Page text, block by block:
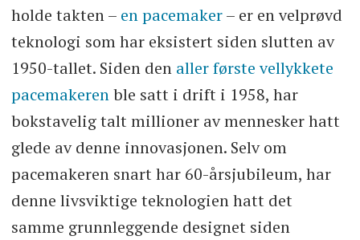
holde takten – en pacemaker– er en velprøvd
teknologi som har eksistert siden slutten av
1950-tallet. Siden den aller første vellykkete
pacemakerenble satt i drift i 1958, har
bokstavelig talt millioner av mennesker hatt
glede av denne innovasjonen. Selv om
pacemakeren snart har 60-årsjubileum, har
denne livsviktige teknologien hatt det
samme grunnleggende designet siden